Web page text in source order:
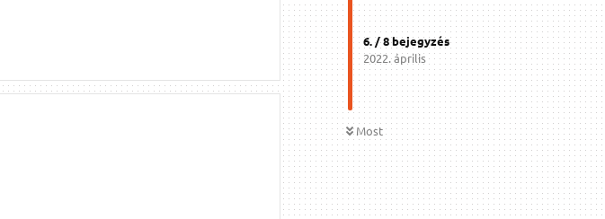
6. /8bejegyzés
2022. április
Most